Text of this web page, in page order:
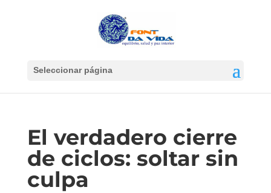
Seleccionar página
El verdadero cierre
de ciclos: soltar sin
culpa